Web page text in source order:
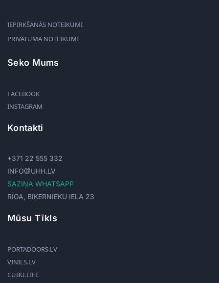
IEPIRKŠANĀS NOTEIKUMI
PRIVĀTUMA NOTEIKUMI
Seko Mums
FACEBOOK
INSTAGRAM
Kontakti
+371 22 555 332
INFO@UHH.LV
SAZIŅA WHATSAPP
RĪGA, BIĶERNIEKU IELA 23
Mūsu Tīkls
PORTADOORS.LV
VINILS.LV
CUBU.LIFE